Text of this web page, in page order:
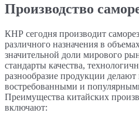
Производство
КНР сегодня производит
различного назначения в
значительной доли мирового
стандарты качества,
разнообразие продукции
востребованными и
Преимущества китайских
включают: